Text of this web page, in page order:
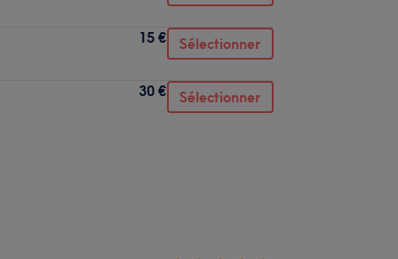
15 € Sélectionner
30 € Sélectionner